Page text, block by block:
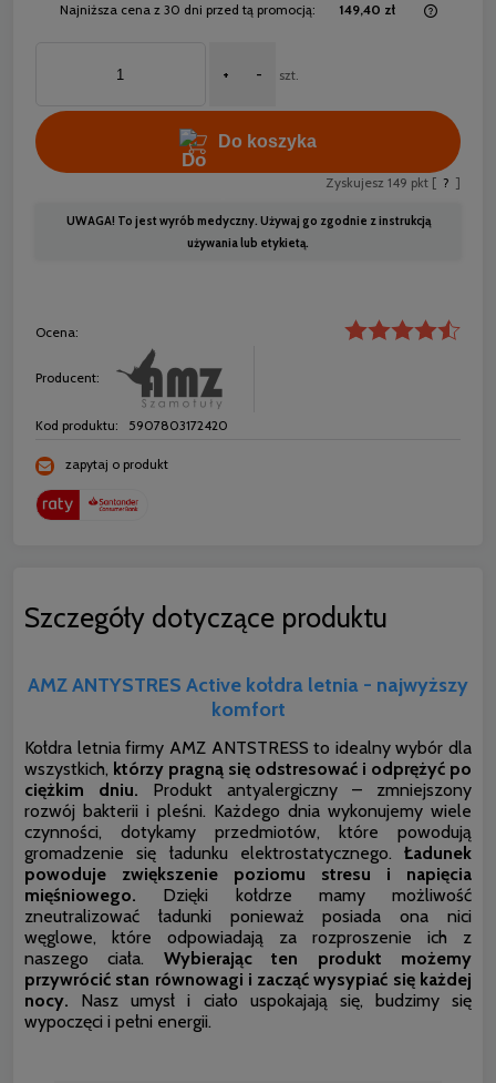
Najniższa cena z 30 dni przed tą promocją: 149,40 zł
+ - szt.
Do koszyka
Zyskujesz 149 pkt [ ? ]
UWAGA! To jest wyrób medyczny. Używaj go zgodnie z instrukcją
używania lub etykietą.
Ocena:
Producent:
Kod produktu: 5907803172420
zapytaj o produkt
Szczegóły dotyczące produktu
AMZ ANTYSTRES Active kołdra letnia - najwyższy
komfort
Kołdra letnia firmy AMZ ANTSTRESS to idealny wybór dla
wszystkich, którzy pragną się odstresować i odprężyć po
ciężkim dniu. Produkt antyalergiczny – zmniejszony
rozwój bakterii i pleśni. Każdego dnia wykonujemy wiele
czynności, dotykamy przedmiotów, które powodują
gromadzenie się ładunku elektrostatycznego. Ładunek
powoduje zwiększenie poziomu stresu i napięcia
mięśniowego. Dzięki kołdrze mamy możliwość
zneutralizować ładunki ponieważ posiada ona nici
węglowe, które odpowiadają za rozproszenie ich z
naszego ciała. Wybierając ten produkt możemy
przywrócić stan równowagi i zacząć wysypiać się każdej
nocy. Nasz umysł i ciało uspokajają się, budzimy się
wypoczęci i pełni energii.